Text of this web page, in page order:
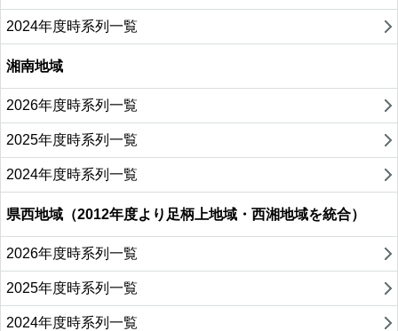
2024年度時系列一覧
湘南地域
2026年度時系列一覧
2025年度時系列一覧
2024年度時系列一覧
県西地域（2012年度より足柄上地域・西湘地域を統合）
2026年度時系列一覧
2025年度時系列一覧
2024年度時系列一覧